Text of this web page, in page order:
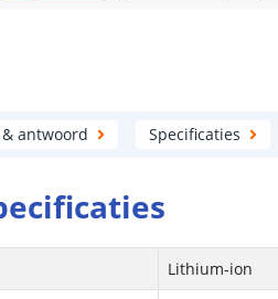
antwoord Specificaties
Lithium-ion